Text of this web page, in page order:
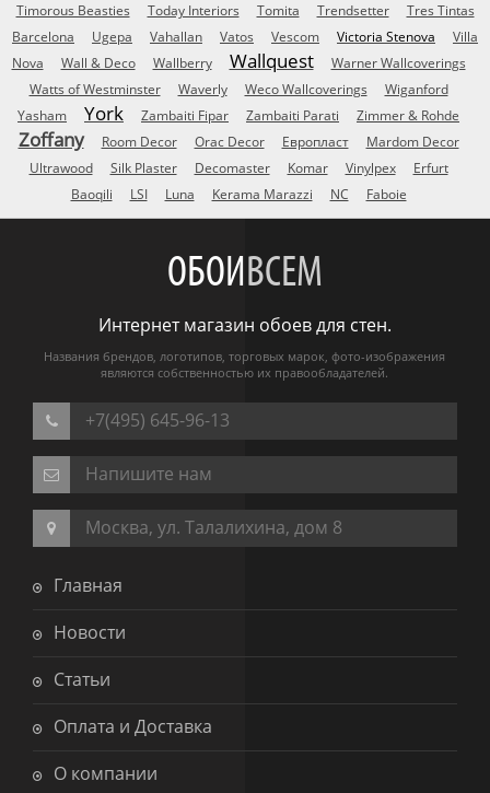
Timorous Beasties
Today Interiors Tomita Trendsetter
Tres Tintas
Barcelona
Ugepa Vahallan Vatos Vescom Victoria Stenova
Villa
Nova
Wall & Deco Wallberry Wallquest
Warner Wallcoverings
Watts of Westminster
Waverly Weco Wallcoverings
Wiganford
Yasham
York Zambaiti Fipar Zambaiti Parati Zimmer & Rohde
Zoffany Room Decor Orac Decor Европласт
Mardom Decor
Ultrawood
Silk Plaster Decomaster Komar Vinylpex
Erfurt
Baoqili
LSI Luna Kerama Marazzi NC Faboie
ОБОИВСЕМ
Интернет магазин обоев для стен.
Названия брендов, логотипов, торговых марок, фото-изображения
являются собственностью их правообладателей.
+7(495) 645-96-13
Напишите нам
Москва, ул. Талалихина, дом 8
Главная
Новости
Статьи
Оплата и Доставка
О компании